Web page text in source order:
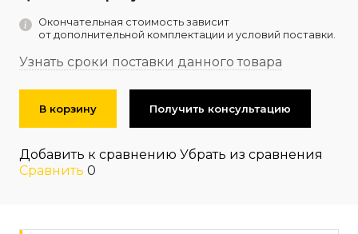
Окончательная стоимость зависит
от дополнительной комплектации и условий поставки.
Узнать сроки поставки данного товара
В корзину Получить консультацию
Добавить к сравнению Убрать из сравнения
Сравнить 0